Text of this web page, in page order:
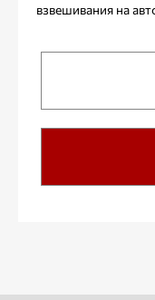
взвешивания на